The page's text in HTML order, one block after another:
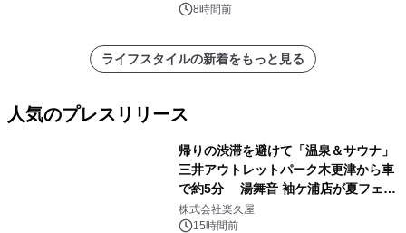
8時間前
ライフスタイルの新着をもっと見る
人気のプレスリリース
帰りの渋滞を避けて「温泉＆サウナ」
三井アウトレットパーク木更津から車
で約5分 湯舞音 袖ケ浦店が夏フェア
メニューを提供
株式会社楽久屋
15時間前